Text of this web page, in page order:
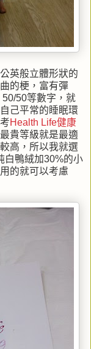
英般立體形狀的
的梗，富有彈
50等數字，就
己平常的睡眠環
Health Life健康
貴等級就是最適
高，所以我就選
白鴨絨加30%的小
的就可以考慮